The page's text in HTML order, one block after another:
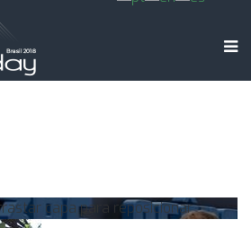
capa para reposicionar